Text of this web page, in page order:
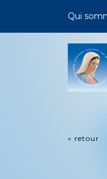
Qui
« retour